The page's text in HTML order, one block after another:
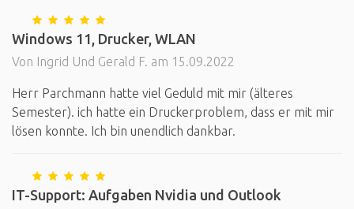
Windows 11, Drucker, WLAN
Von Ingrid Und Gerald F. am 15.09.2022
Herr Parchmann hatte viel Geduld mit mir (älteres
Semester). ich hatte ein Druckerproblem, dass er mit mir
lösen konnte. Ich bin unendlich dankbar.
IT-Support: Aufgaben Nvidia und Outlook